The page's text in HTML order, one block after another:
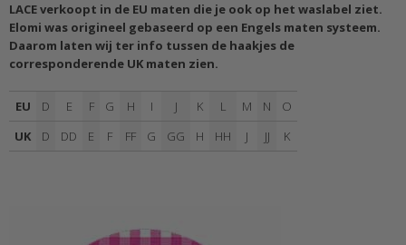
LACE verkoopt in de EU maten die je ook op het waslabel ziet.
Elomi was origineel gebaseerd op een Engels maten systeem.
Daarom laten wij ter info tussen de haakjes de
corresponderende UK maten zien.
EU D E F G H I J K L M N
O
UK
D DD E F FF G GG H HH J JJ K